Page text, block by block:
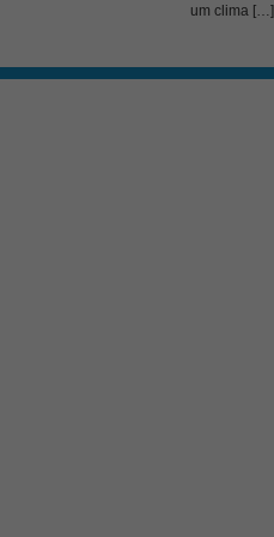
um clima […]